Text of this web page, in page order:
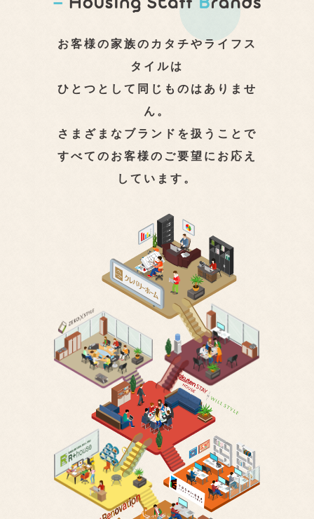
お客様の家族のカタチやライフス
タイルは
ひとつとして同じものはありませ
ん。
さまざまなブランドを扱うことで
すべてのお客様のご要望にお応え
しています。